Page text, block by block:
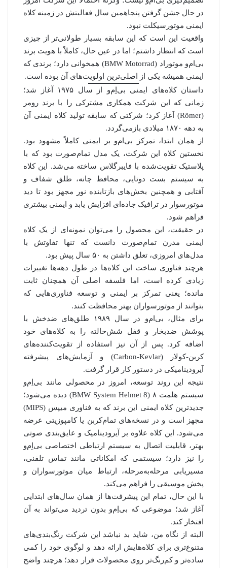
در حال جشن گرفتن پنجاهمین سال فعالیتش در زمینه کلاه
ایمنی موتورسیکلت نبود.
واقعیت این است که این سابقه بسیار طولانی‌تر از چیزی
است که انتظار داشتم؛ اما در عین حال، کاملاً با هویت برند
بی‌ام‌و موتوراد (BMW Motorrad) همخوانی دارد؛ برندی که
ایمنی همیشه یکی از اصلی‌ترین اولویت‌های آن بوده است.
داستان کلاه‌های ایمنی بی‌اِم‌و از سال ۱۹۷۵ آغاز شد؛
زمانی که این شرکت همکاری مشترکی را با برند رومر
(Römer) آغاز کرد؛ شرکتی که سابقه تولید کلاه ایمنی آن
به دهه ۱۸۷۰ میلادی بازمی‌گردد.
از همان ابتدا، تمرکز بی‌ام‌و بر ایمنی کاملاً مشهود بود.
نخستین کلاه این شرکت، یک مدل تمام‌صورت بود که با
پلاستیک تقویت‌شده با فایبرگلاس ساخته می‌شد. این کلاه
به سیستم بست دوتایی، محافظ چانه، طلق شفاف و
آفتابی و همچنین بخش‌های بازتابنده نور مجهز بود تا دید
موتورسوار در ترافیک جاده‌ای افزایش یابد و ایمنی بیشتری
فراهم شود.
در حقیقت، این محصول را می‌توان نمونه‌ای از یک کلاه
ایمنی مدرن تمام‌صورت دانست که تنها تفاوتش با
مدل‌های امروزی، تعلق داشتن به ۵۰ سال پیش بود.
هرچند فناوری ساخت این کلاه‌ها در طول دهه‌ها تغییرات
زیادی کرده است، اما فلسفه اصلی آن همچنان ثابت
مانده؛ یعنی تمرکز بر ایمنی و توسعه فناوری‌هایی که
بتوانند از موتورسواران بهتر محافظت کنند.
برای مثال، بی‌ام‌و در سال ۱۹۸۹ طلق‌های ضدخش با
پوشش ضدبخار و قفل شش‌حالته را به کلاه‌های خود
اضافه کرد. پس از آن نیز استفاده از تقویت‌کننده‌های
کربن-کولار (Carbon-Kevlar) و آزمایش‌های پیشرفته
آیرودینامیکی در دستور کار قرار گرفت.
نتیجه این روند توسعه، امروز در محصولی مانند بی‌اِم‌و
سیستم هلمت ۸ (BMW System Helmet 8) دیده می‌شود؛
جدیدترین کلاه ایمنی این برند که به فناوری میپس (MIPS)
مجهز است و در نسخه‌های تمام‌کربن یا کامپوزیتی عرضه
می‌شود. این کلاه علاوه بر آیرودینامیک و عایق‌بندی صوتی
بهتر، قابلیت اتصال به سیستم ارتباطی اختصاصی بی‌اِم‌و
را نیز دارد؛ سیستمی که امکاناتی مانند تماس تلفنی،
مسیریابی مرحله‌به‌مرحله، ارتباط میان موتورسواران و
پخش موسیقی را فراهم می‌کند.
با این حال، تمام این پیشرفت‌ها از همان سال‌های ابتدایی
آغاز شد؛ موضوعی که بی‌اِم‌و بدون تردید می‌تواند به آن
افتخار کند.
البته از نگاه من، شاید بد نباشد این شرکت رنگ‌بندی‌های
متنوع‌تری برای کلاه‌هایش ارائه دهد و لوگوی خود را کمی
ساده‌تر و کم‌رنگ‌تر روی محصولات قرار دهد؛ هرچند واضح